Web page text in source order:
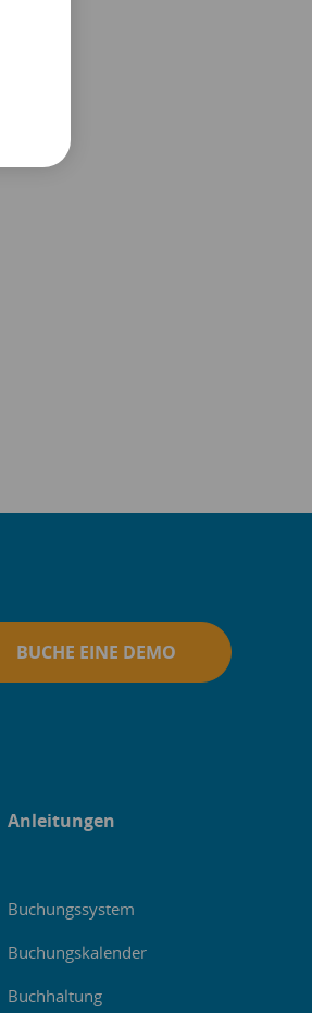
BUCHE EINE DEMO
Anleitungen
Buchungssystem
Buchungskalender
Buchhaltung